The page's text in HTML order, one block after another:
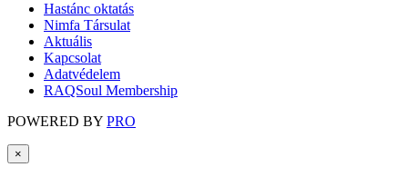
Hastánc oktatás
Nimfa Társulat
Aktuális
Kapcsolat
Adatvédelem
RAQSoul Membership
POWERED BY PRO
×